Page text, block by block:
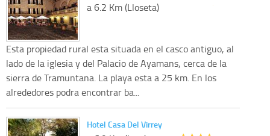
a 6.2 Km (Lloseta)
Esta propiedad rural esta situada en el casco antiguo, al
lado de la iglesia y del Palacio de Ayamans, cerca de la
sierra de Tramuntana. La playa esta a 25 km. En los
alrededores podra encontrar ba...
Hotel Casa Del Virrey